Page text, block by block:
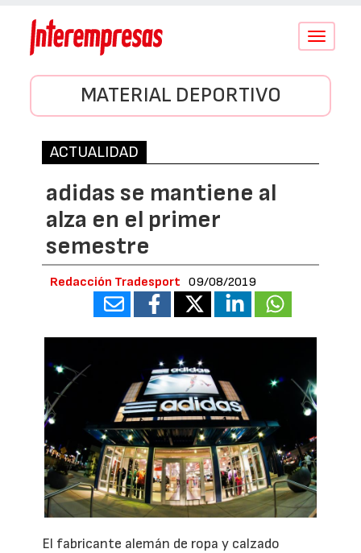
Conmutar
MATERIAL DEPORTIVO
ACTUALIDAD
adidas se mantiene al
alza en el primer
semestre
Redacción Tradesport 09/08/2019
El fabricante alemán de ropa y calzado